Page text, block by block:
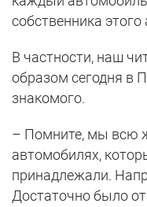
собственника
В частности, наш
образом сегодня в
знакомого.
– Помните, мы всю
автомобилях,
принадлежали.
Достаточно было